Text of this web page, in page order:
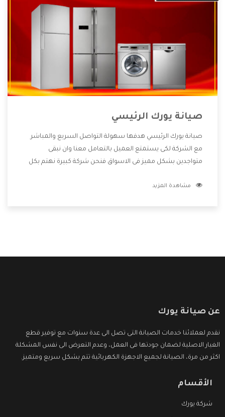
صيانة يورك الرئيسي
صيانة يورك الرئيسي هدفها سهولة التواصل السريع والمباشر
مع الشركة لكى يستمتع العميل بالتعامل معنا وان نبقى
متواجدين بشكل مميز فى الاسواق فنحن شركة كبيرة نهتم بكل
الشركة بها والتى تكون منها خدمة الصيانة التى تكون من أهم
مشاهدة المزيد
عن صيانة يورك
نقدم لعملائنا خدمات الصيانة التى تصل الى عدة سنوات مع توفير قطع
الغيار الاصلية لضمان جودتها فى العمل، وعدم التعرض الى نفس المشكلة
اكثر من مرة، الصيانة لجميع الاجهزة الكهربائية تتم بشكل سريع ومتميز.
الأقسام
شركة يورك